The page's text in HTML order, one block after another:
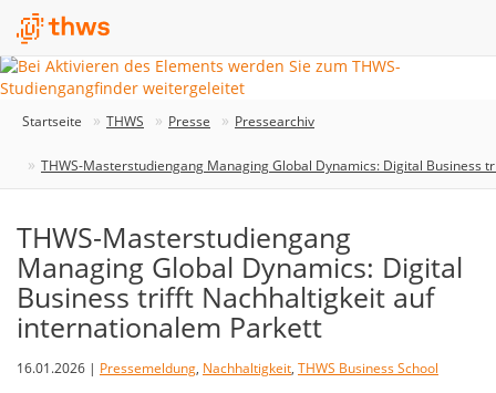
Startseite THWS Presse Pressearchiv
THWS-Masterstudiengang Managing Global Dynamics: Digital
THWS-Masterstudiengang
Managing Global Dynamics: Digital
Business trifft Nachhaltigkeit auf
internationalem Parkett
16.01.2026 | Pressemeldung, Nachhaltigkeit, THWS Business School